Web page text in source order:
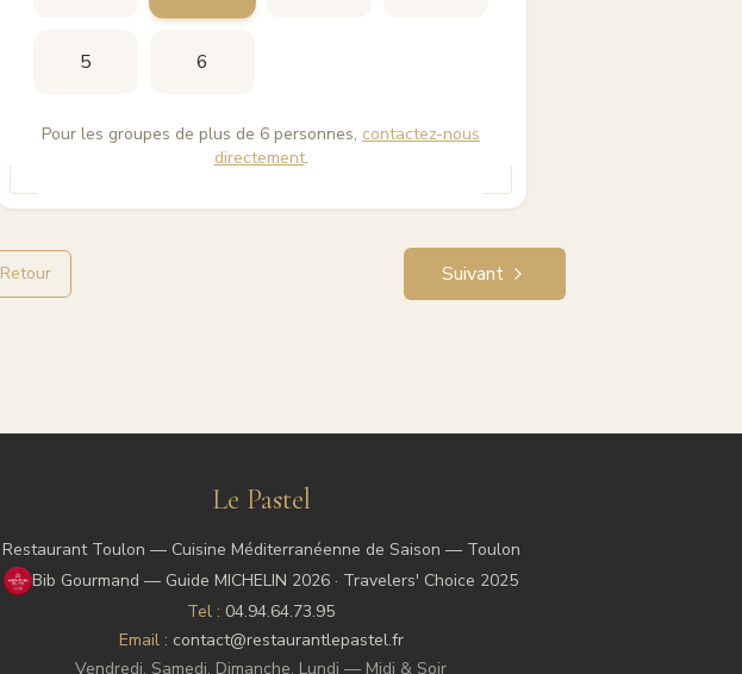
5 6
Pour les groupes de plus de 6 personnes, contactez-nous
directement.
Retour Suivant
Le Pastel
Restaurant Toulon — Cuisine Méditerranéenne de Saison — Toulon
Bib Gourmand — Guide MICHELIN 2026 · Travelers' Choice 2025
Tel : 04.94.64.73.95
Email : contact@restaurantlepastel.fr
Vendredi, Samedi, Dimanche, Lundi — Midi & Soir